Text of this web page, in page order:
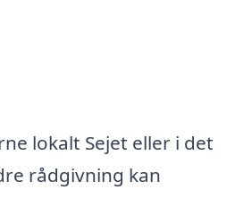
lokalt Sejet eller i det
rådgivning kan